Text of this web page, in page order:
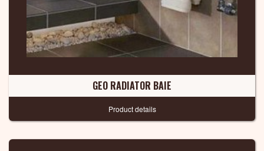
GEO RADIATOR BAIE
Product details